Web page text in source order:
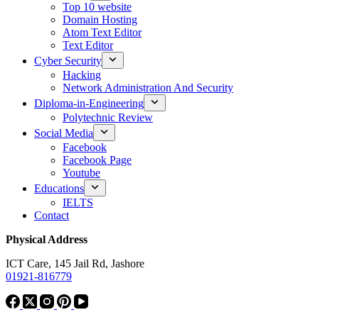
Top 10 website
Domain Hosting
Atom Text Editor
Text Editor
Cyber Security
Hacking
Network Administration And Security
Diploma-in-Engineering
Polytechnic Review
Social Media
Facebook
Facebook Page
Youtube
Educations
IELTS
Contact
Physical Address
ICT Care, 145 Jail Rd, Jashore
01921-816779